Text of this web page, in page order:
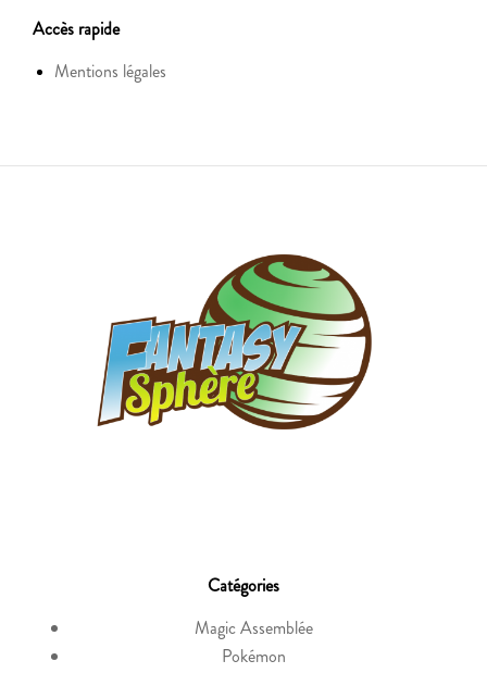
Accès rapide
Mentions légales
Catégories
Magic Assemblée
Pokémon